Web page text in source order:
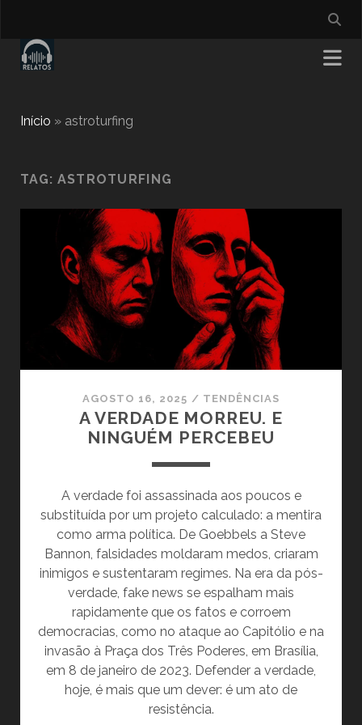
Início » astroturfing
TAG: ASTROTURFING
AGOSTO 16, 2025 / TENDÊNCIAS
A VERDADE MORREU. E
NINGUÉM PERCEBEU
A verdade foi assassinada aos poucos e
substituída por um projeto calculado: a mentira
como arma política. De Goebbels a Steve
Bannon, falsidades moldaram medos, criaram
inimigos e sustentaram regimes. Na era da pós-
verdade, fake news se espalham mais
rapidamente que os fatos e corroem
democracias, como no ataque ao Capitólio e na
invasão à Praça dos Três Poderes, em Brasília,
em 8 de janeiro de 2023. Defender a verdade,
hoje, é mais que um dever: é um ato de
resistência.